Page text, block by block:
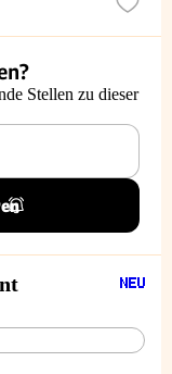
Stellen zu dieser